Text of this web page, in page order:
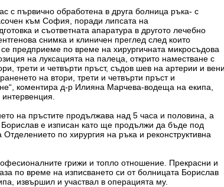
с първично обработена в друга болница ръка- с
към София, поради липсата на
и съответната апаратура в другото лечебно
снимка и клиничен преглед след които
предприеме по време на хирургичната микросъдова
на луксацията на палеца, открито наместване с
трети и четвърти пръст, съдов шев на артерии и вени
на втори, трети и четвърти пръст и
коментира д-р Илияна Марчева-водеща на екипа,
на пръстите продължава над 5 часа и половина, а
е изписан като ще продължи да бъде под
по хирургия на ръка и реконструктивна
грижи и топло отношение. Прекрасни и
по време на изписването си от болницата Борислав
извършил и участвал в операцията му.